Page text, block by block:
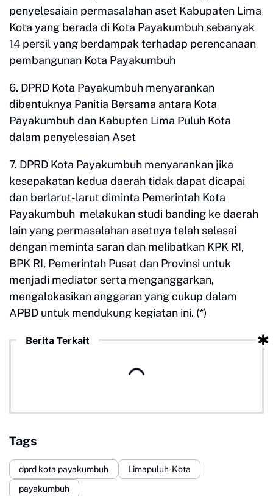
penyelesaiain permasalahan aset Kabupaten Lima
Kota yang berada di Kota Payakumbuh sebanyak
14 persil yang berdampak terhadap perencanaan
pembangunan Kota Payakumbuh
6. DPRD Kota Payakumbuh menyarankan
dibentuknya Panitia Bersama antara Kota
Payakumbuh dan Kabupten Lima Puluh Kota
dalam penyelesaian Aset
7. DPRD Kota Payakumbuh menyarankan jika
kesepakatan kedua daerah tidak dapat dicapai
dan berlarut-larut diminta Pemerintah Kota
Payakumbuh melakukan studi banding ke daerah
lain yang permasalahan asetnya telah selesai
dengan meminta saran dan melibatkan KPK RI,
BPK RI, Pemerintah Pusat dan Provinsi untuk
menjadi mediator serta menganggarkan,
mengalokasikan anggaran yang cukup dalam
APBD untuk mendukung kegiatan ini. (*)
Berita Terkait
Tags
dprd kota payakumbuh
Limapuluh-Kota
payakumbuh